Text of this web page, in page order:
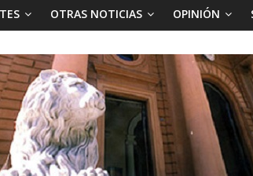
OTRAS NOTICIAS OPINIÓN